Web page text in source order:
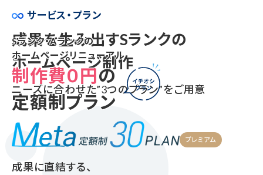
サービス・プラン
成果を生み出すSランクの
ホームページ制作
ニーズに合わせた”3つのプラン”をご用意
Sランク・Aランクの
ホームページリニューアル
制作費０円の
定額制プラン
プレミアム
成果に直結する、